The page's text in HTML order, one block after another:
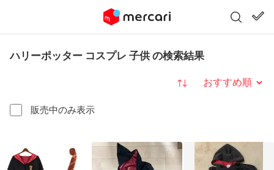
ハリーポッター コスプレ 子供 の検索結果
販売中のみ表示
並び替え